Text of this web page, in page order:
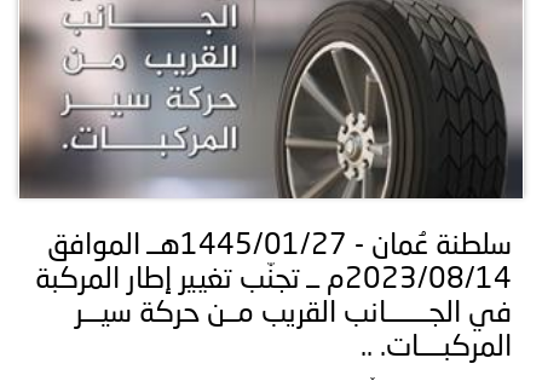
سلطنة عُمان - 1445/01/27هــ الموافق
2023/08/14م ــ تجنّب تغيير إطار المركبة
في الجـــــــانب القريب مــن حركة سيـــر
المركبــــات. ..